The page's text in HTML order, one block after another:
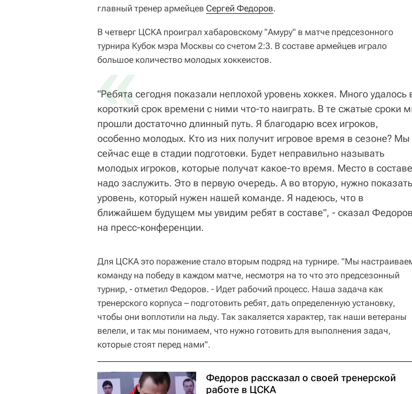
главный тренер армейцев Сергей Федоров.
В четверг ЦСКА проиграл хабаровскому "Амуру" в матче предсезонного
турнира Кубок мэра Москвы со счетом 2:3. В составе армейцев играло
большое количество молодых хоккеистов.
«
"Ребята сегодня показали неплохой уровень хоккея. Много удалось
короткий срок времени с ними что-то наиграть. В те сжатые сроки
прошли достаточно длинный путь. Я благодарю всех игроков,
особенно молодых. Кто из них получит игровое время в сезоне? Мы
сейчас еще в стадии подготовки. Будет неправильно называть
молодых игроков, которые получат какое-то время. Место в составе
надо заслужить. Это в первую очередь. А во вторую, нужно показать
уровень, который нужен нашей команде. Я надеюсь, что в
ближайшем будущем мы увидим ребят в составе", - сказал Федоров
на пресс-конференции.
Для ЦСКА это поражение стало вторым подряд на турнире. "Мы
команду на победу в каждом матче, несмотря на то что это предсезонный
турнир, - отметил Федоров. - Идет рабочий процесс. Наша задача как
тренерского корпуса – подготовить ребят, дать определенную установку,
чтобы они воплотили на льду. Так закаляется характер, так наши ветераны
велели, и так мы понимаем, что нужно готовить для выполнения задач,
которые стоят перед нами".
Федоров рассказал о своей тренерской
работе в ЦСКА